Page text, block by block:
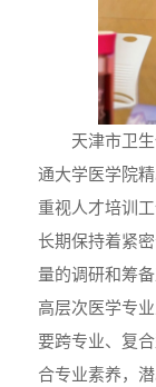
天津市卫
通大学医学院
重视人才培训
长期保持着紧
量的调研和筹
高层次医学专
要跨专业、复
合专业素养，